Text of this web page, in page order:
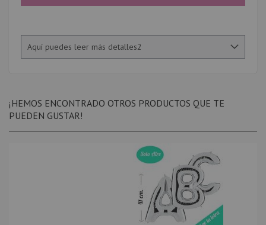
Aquí puedes leer más detalles2
¡HEMOS ENCONTRADO OTROS PRODUCTOS QUE TE
PUEDEN GUSTAR!